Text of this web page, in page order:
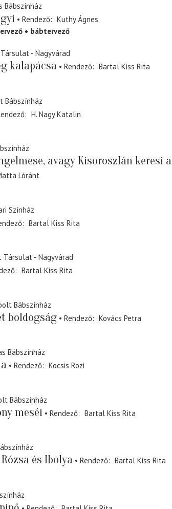
Bábszínház
Rendező
Kuthy Ágnes
bábtervező
- Nagyvárad
kalapácsa Rendező
Bartal Kiss Rita
Bábszínház
H. Nagy Katalin
avagy Kisoroszlán keresi a
Lóránt
Színház
Bartal Kiss Rita
Társulat - Nagyvárad
Bartal Kiss Rita
Bábszínház
boldogság Rendező
Kovács Petra
Bábszínház
Rendező
Kocsis Rozi
Bábszínház
meséi Rendező
Bartal Kiss Rita
Rózsa és Ibolya Rendező
Bartal Kiss Rita